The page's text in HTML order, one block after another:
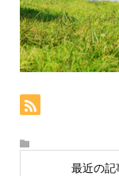
最近の記